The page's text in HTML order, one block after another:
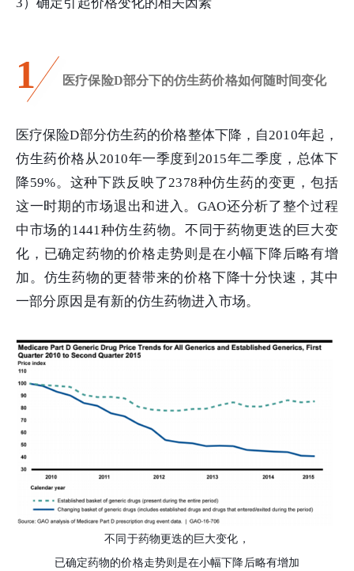
1 医疗保险D部分下的仿生药价格如何随时间变化
医疗保险D部分仿生药的价格整体下降，自2010年起，
仿生药价格从2010年一季度到2015年二季度，总体下
降59%。这种下跌反映了2378种仿生药的变更，包括
这一时期的市场退出和进入。GAO还分析了整个过程
中市场的1441种仿生药物。不同于药物更迭的巨大变
化，已确定药物的价格走势则是在小幅下降后略有增
加。仿生药物的更替带来的价格下降十分快速，其中
一部分原因是有新的仿生药物进入市场。
不同于药物更迭的巨大变化，
已确定药物的价格走势则是在小幅下降后略有增加